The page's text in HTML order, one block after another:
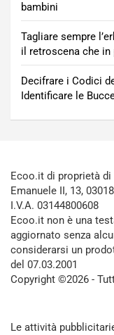
bambini
Tagliare sempre
il retroscena che
Decifrare i Codici
Identificare le
Ecoo.it di proprietà di
Emanuele II, 13,
I.V.A. 03144800608
Ecoo.it non è una
aggiornato senza
considerarsi un
del 07.03.2001
Copyright ©2026 -
Le attività